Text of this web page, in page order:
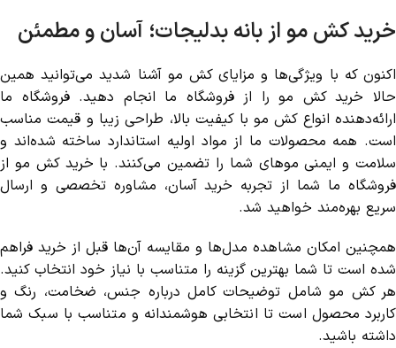
خرید کش مو از بانه بدلیجات؛ آسان و مطمئن
اکنون که با ویژگی‌ها و مزایای کش مو آشنا شدید می‌توانید همین
حالا خرید کش مو را از فروشگاه ما انجام دهید. فروشگاه ما
ارائه‌دهنده انواع کش مو با کیفیت بالا، طراحی زیبا و قیمت مناسب
است. همه محصولات ما از مواد اولیه استاندارد ساخته شده‌اند و
سلامت و ایمنی موهای شما را تضمین می‌کنند. با خرید کش مو از
فروشگاه ما شما از تجربه خرید آسان، مشاوره تخصصی و ارسال
سریع بهره‌مند خواهید شد.
همچنین امکان مشاهده مدل‌ها و مقایسه آن‌ها قبل از خرید فراهم
شده است تا شما بهترین گزینه را متناسب با نیاز خود انتخاب کنید.
هر کش مو شامل توضیحات کامل درباره جنس، ضخامت، رنگ و
کاربرد محصول است تا انتخابی هوشمندانه و متناسب با سبک شما
داشته باشید.